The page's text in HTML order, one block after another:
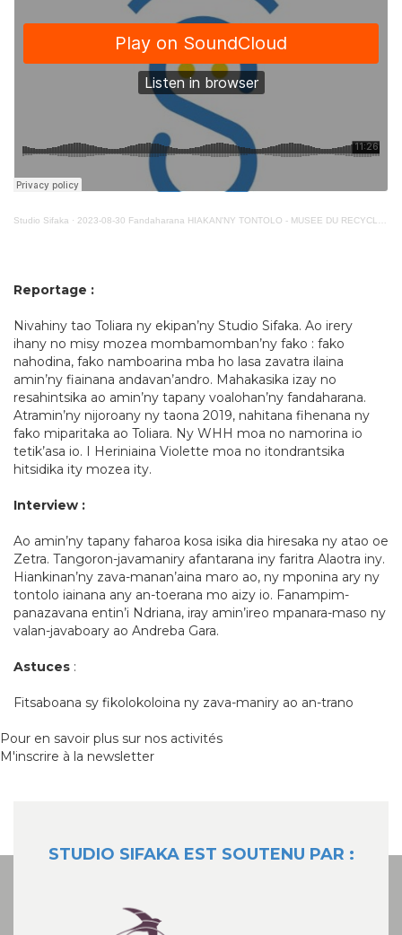
Studio Sifaka · 2023-08-30 Fandaharana HIAKAN'NY TONTOLO - MUSEE DU RECYCLAGE - ZETRA
Reportage :
Nivahiny tao Toliara ny ekipan’ny Studio Sifaka. Ao irery
ihany no misy mozea mombamomban’ny fako : fako
nahodina, fako namboarina mba ho lasa zavatra ilaina
amin’ny fiainana andavan’andro. Mahakasika izay no
resahintsika ao amin’ny tapany voalohan’ny fandaharana.
Atramin’ny nijoroany ny taona 2019, nahitana fihenana ny
fako miparitaka ao Toliara. Ny WHH moa no namorina io
tetik’asa io. I Heriniaina Violette moa no itondrantsika
hitsidika ity mozea ity.
Interview :
Ao amin’ny tapany faharoa kosa isika dia hiresaka ny atao oe
Zetra. Tangoron-javamaniry afantarana iny faritra Alaotra iny.
Hiankinan’ny zava-manan’aina maro ao, ny mponina ary ny
tontolo iainana any an-toerana mo aizy io. Fanampim-
panazavana entin’i Ndriana, iray amin’ireo mpanara-maso ny
valan-javaboary ao Andreba Gara.
Astuces :
Fitsaboana sy fikolokoloina ny zava-maniry ao an-trano
Pour en savoir plus sur nos activités
M'inscrire à la newsletter
STUDIO SIFAKA EST SOUTENU PAR :